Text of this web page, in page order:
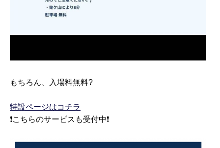
もちろん、入場料無料?
特設ページはコチラ
❗️こちらのサービスも受付中❗️